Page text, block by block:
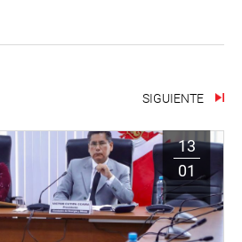
SIGUIENTE
13
01